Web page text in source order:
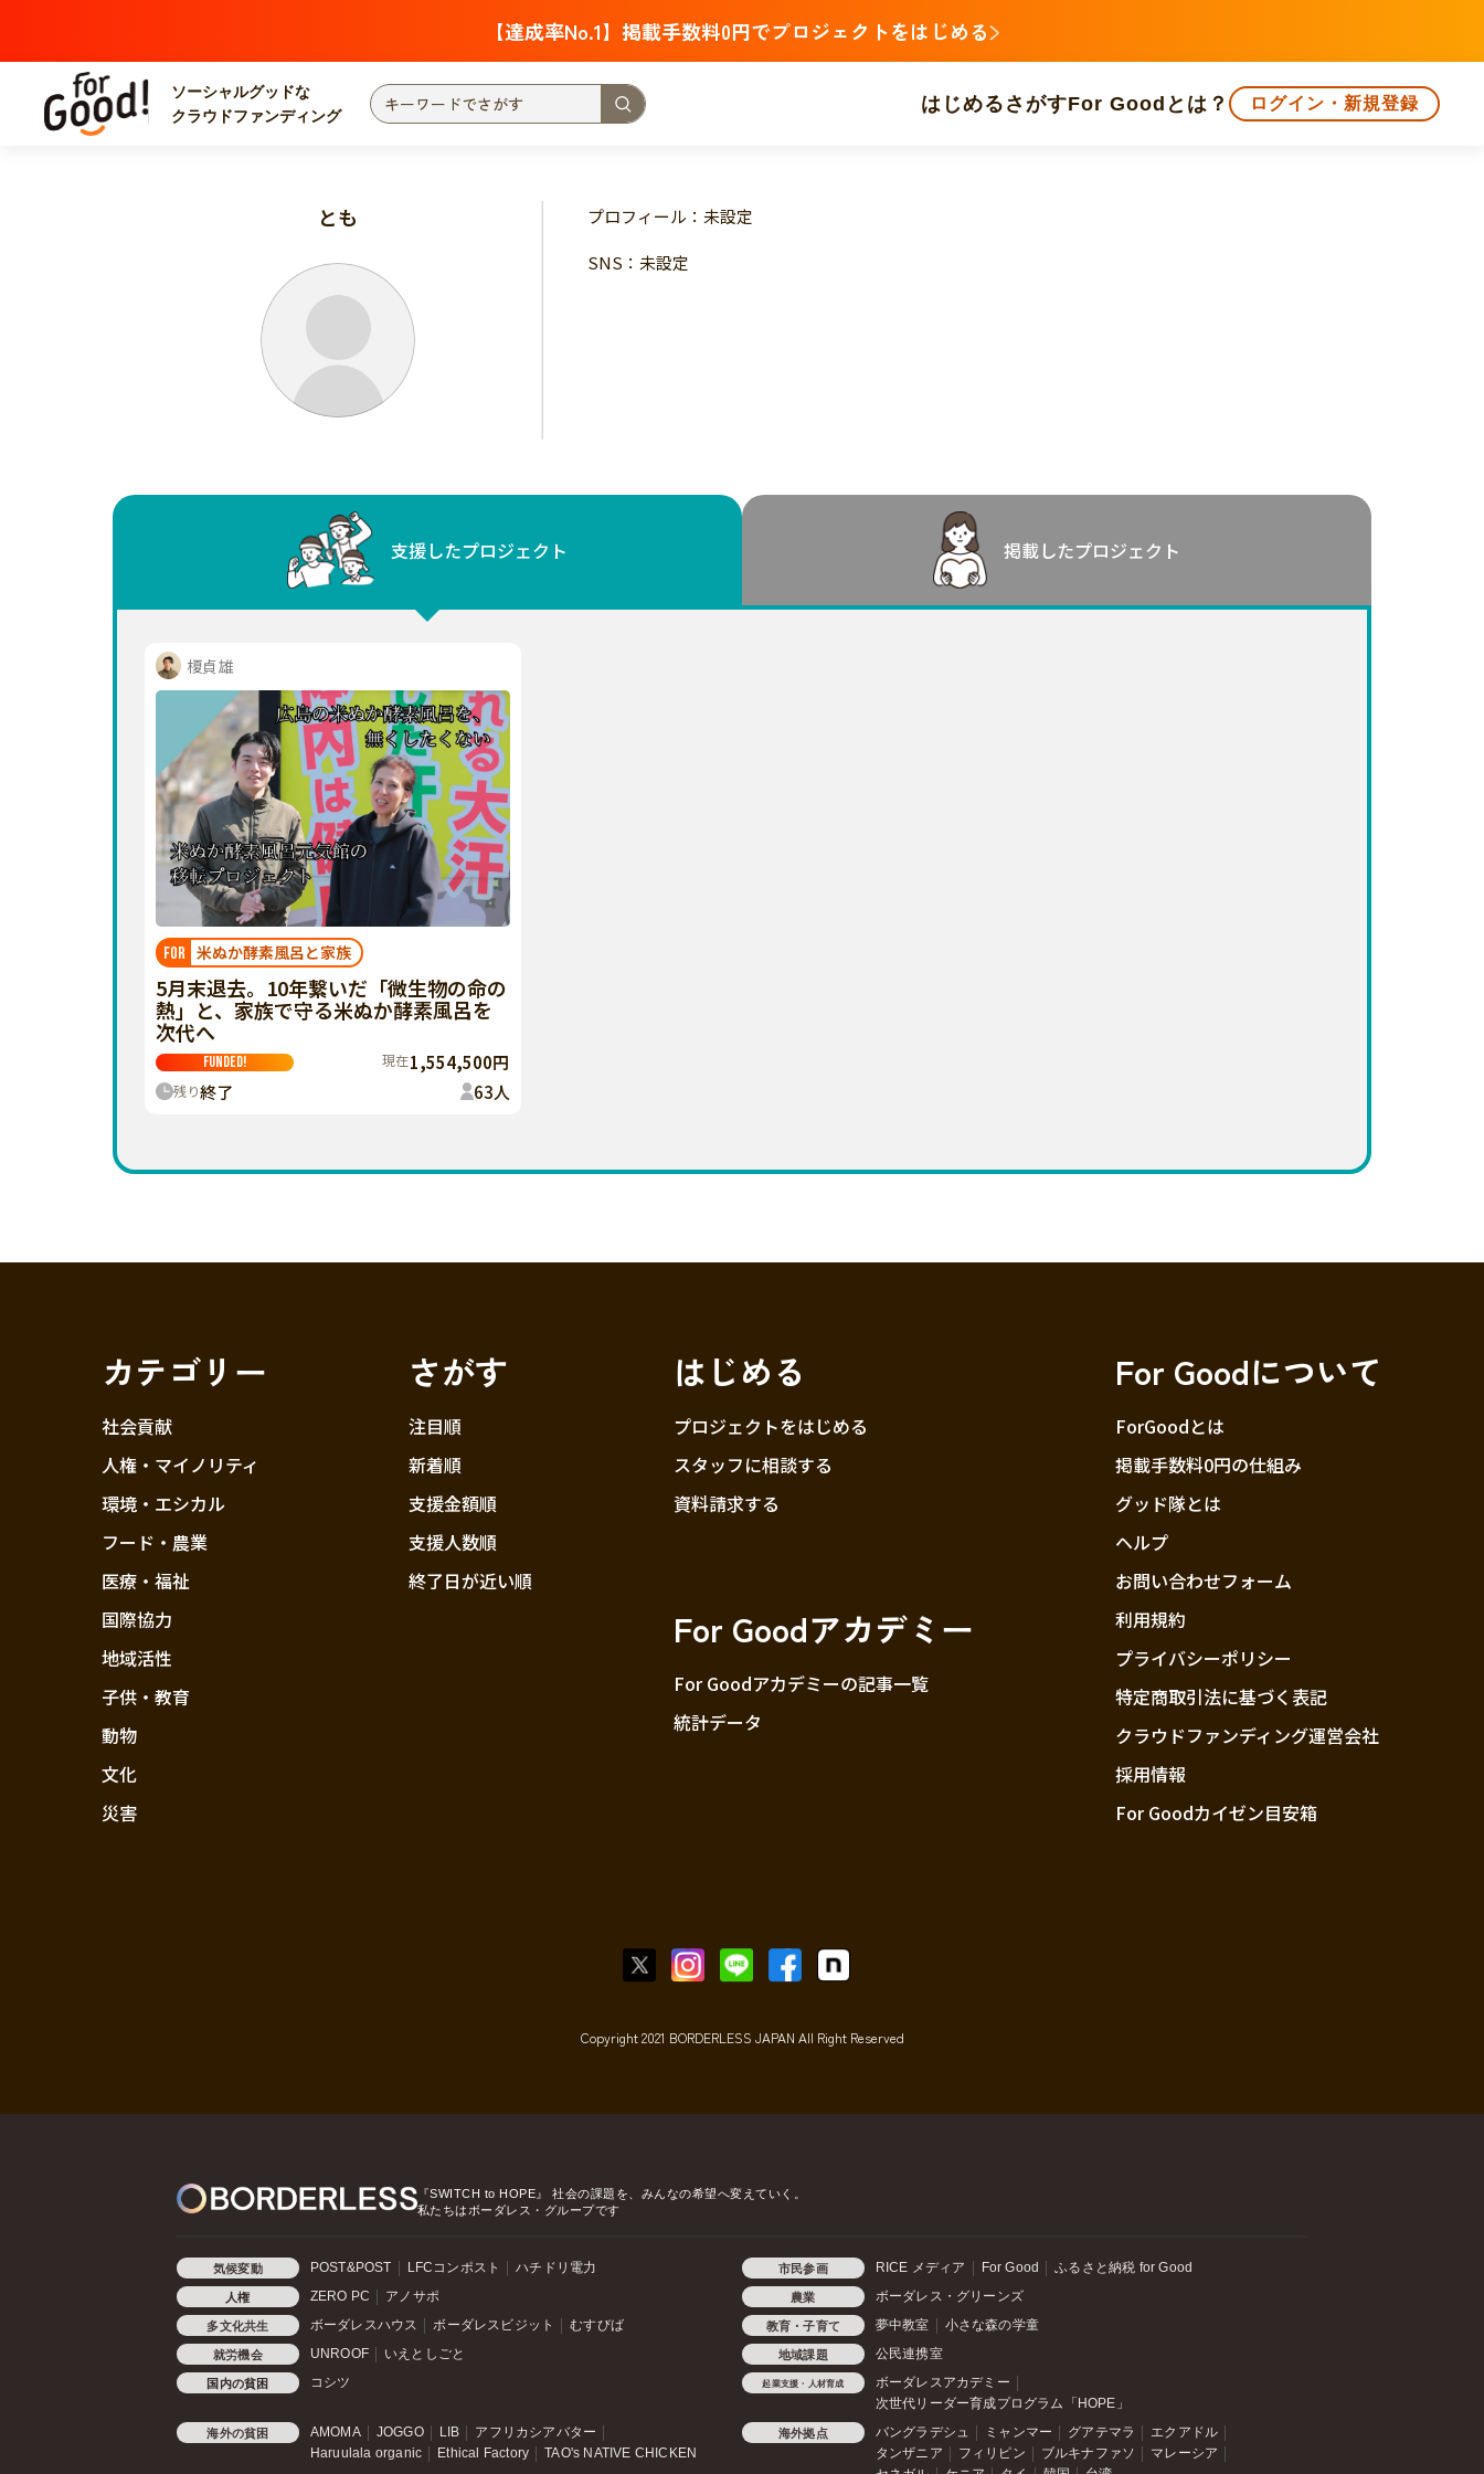
【達成率No.1】掲載手数料0円でプロジェクトをはじめる
ソーシャルグッドな
クラウドファンディング
はじめる さがすFor Goodとは？ ログイン・新規登録
支援金額が多い 支援人数が多い
国際協力 子ども・教育
災害
北海道・東北
関東
新潟
中国
四国
九州・沖縄 福岡 佐賀 長崎 熊本 大分 宮崎 鹿児島 沖縄
とも
プロフィール：未設定
SNS：未設定
支援したプロジェクト 掲載したプロジェクト
榎貞雄
FOR 米ぬか酵素風呂と家族
5月末退去。10年繋いだ「微生物の命の
熱」と、家族で守る米ぬか酵素風呂を
次代へ
FUNDED! 現在1,554,500円
残り終了 63人
カテゴリー
社会貢献
人権・マイノリティ
環境・エシカル
フード・農業
医療・福祉
国際協力
地域活性
子供・教育
動物
文化
災害
さがす
注目順
新着順
支援金額順
支援人数順
終了日が近い順
はじめる
プロジェクトをはじめる
スタッフに相談する
資料請求する
For Goodアカデミー
For Goodアカデミーの記事一覧
統計データ
For Goodについて
ForGoodとは
掲載手数料0円の仕組み
グッド隊とは
ヘルプ
お問い合わせフォーム
利用規約
プライバシーポリシー
特定商取引法に基づく表記
クラウドファンディング運営会社
採用情報
For Goodカイゼン目安箱
Copyright 2021 BORDERLESS JAPAN All Right Reserved
『SWITCH to HOPE』
社会の課題を、みんなの希望へ変えていく。
私たちはボーダレス・グループです
気候変動 POST&POST LFCコンポスト ハチドリ電力 市民参画 RICE メディア For Good ふるさと納税 for Good
人権 ZERO PC アノサポ 農業 ボーダレス・グリーンズ
多文化共生 ボーダレスハウス ボーダレスビジット むすびば 教育・子育て 夢中教室 小さな森の学童
就労機会 UNROOF いえとしごと 地域課題 公民連携室
国内の貧困 コシツ 起業支援・人材育成
ボーダレスアカデミー
次世代リーダー育成プログラム「HOPE」
海外の貧困 AMOMA JOGGO LIB
アフリカシアバター
Haruulala organic
Ethical Factory TAO's NATIVE CHICKEN
海外拠点 バングラデシュ ミャンマー グアテマラ
エクアドル
タンザニア
フィリピン ブルキナファソ
マレーシア